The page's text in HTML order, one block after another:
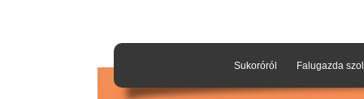
Sukoróról Falugazda